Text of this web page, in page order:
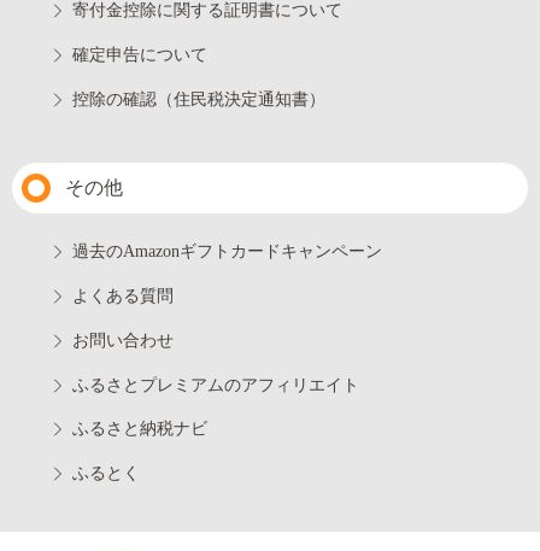
寄付金控除に関する証明書について
確定申告について
控除の確認（住民税決定通知書）
その他
過去のAmazonギフトカードキャンペーン
よくある質問
お問い合わせ
ふるさとプレミアムのアフィリエイト
ふるさと納税ナビ
ふるとく